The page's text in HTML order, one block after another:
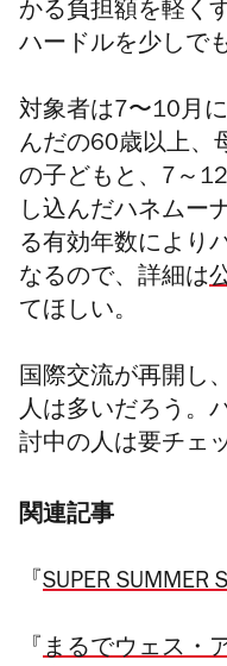
かる負担額を軽く
ハードルを少しで
対象者は7〜10月
んだの60歳以上、
の子どもと、7～
し込んだハネムー
る有効年数により
なるので、詳細は
てほしい。
国際交流が再開し
人は多いだろう。
討中の人は要チェ
関連記事
『 SUPER SUMMER
『 まるでウェス・